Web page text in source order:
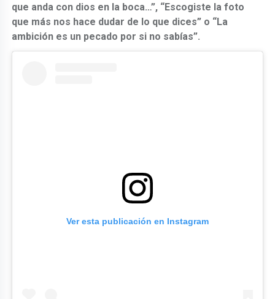
que anda con dios en la boca…”, “Escogiste la foto
que más nos hace dudar de lo que dices” o “La
ambición es un pecado por si no sabías”.
Ver esta publicación en Instagram